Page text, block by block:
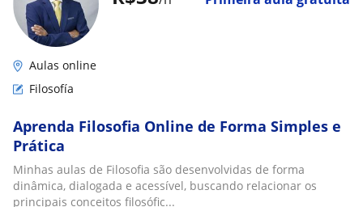
Aulas online
Filosofía
Aprenda Filosofia Online de Forma Simples e
Prática
Minhas aulas de Filosofia são desenvolvidas de forma
dinâmica, dialogada e acessível, buscando relacionar os
principais conceitos filosófic...